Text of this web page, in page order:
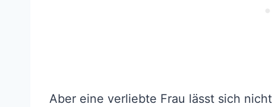
Aber eine verliebte Frau lässt sich